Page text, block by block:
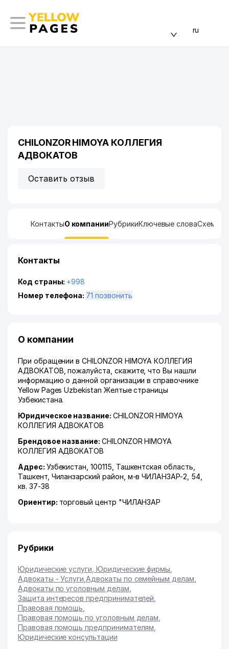
ru
CHILONZOR HIMOYA КОЛЛЕГИЯ
АДВОКАТОВ
Оставить отзыв
КонтактыО компанииРубрикиКлючевые словаСхема
Контакты
Код страны: +998
Номер телефона:
71 позвонить
О компании
При обращении в CHILONZOR HIMOYA КОЛЛЕГИЯ
АДВОКАТОВ, пожалуйста, скажите, что Вы нашли
информацию о данной организации в справочнике
Yellow Pages Uzbekistan Желтые страницы
Узбекистана.
Юридическое название: CHILONZOR HIMOYA
КОЛЛЕГИЯ АДВОКАТОВ
Брендовое название: CHILONZOR HIMOYA
КОЛЛЕГИЯ АДВОКАТОВ
Адрес: Узбекистан, 100115, Ташкентская область
Ташкент, Чиланзарский район м-в ЧИЛАНЗАР-2 , 54,
кв. 37-38
Ориентир: торговый центр "ЧИЛАНЗАР
Рубрики
Юридические услуги, Юридические фирмы
Адвокаты - Услуги Адвокаты по семейным делам
Адвокаты по уголовным делам
Защита интересов предпринимателей
Правовая помощь
Правовая помощь по уголовным делам
Правовая помощь предпринимателям
Юридические консультации